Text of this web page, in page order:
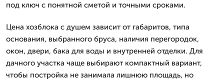
под ключ с понятной сметой и точными сроками.
Цена хозблока с душем зависит от габаритов, типа
основания, выбранного бруса, наличия перегородок,
окон, двери, бака для воды и внутренней отделки. Для
дачного участка чаще выбирают компактный вариант,
чтобы постройка не занимала лишнюю площадь, но